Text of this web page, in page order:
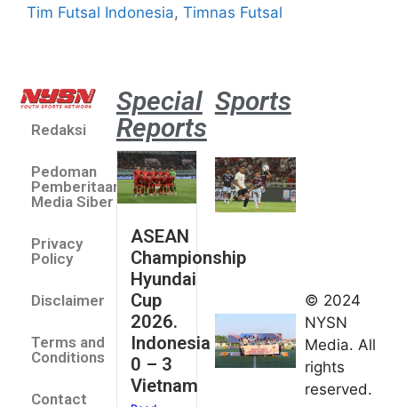
Tim Futsal Indonesia, Timnas Futsal
Redaksi
Pedoman
Pemberitaan
Media Siber
Privacy
Policy
Disclaimer
Terms and
Conditions
Contact
Special
Reports
ASEAN
Championship
Hyundai
Cup
2026.
Indonesia
0 – 3
Vietnam
Sports
umum
Kejurnas
Panahan
Junior di
Kudus
© 2024
NYSN
Media. All
rights
reserved.